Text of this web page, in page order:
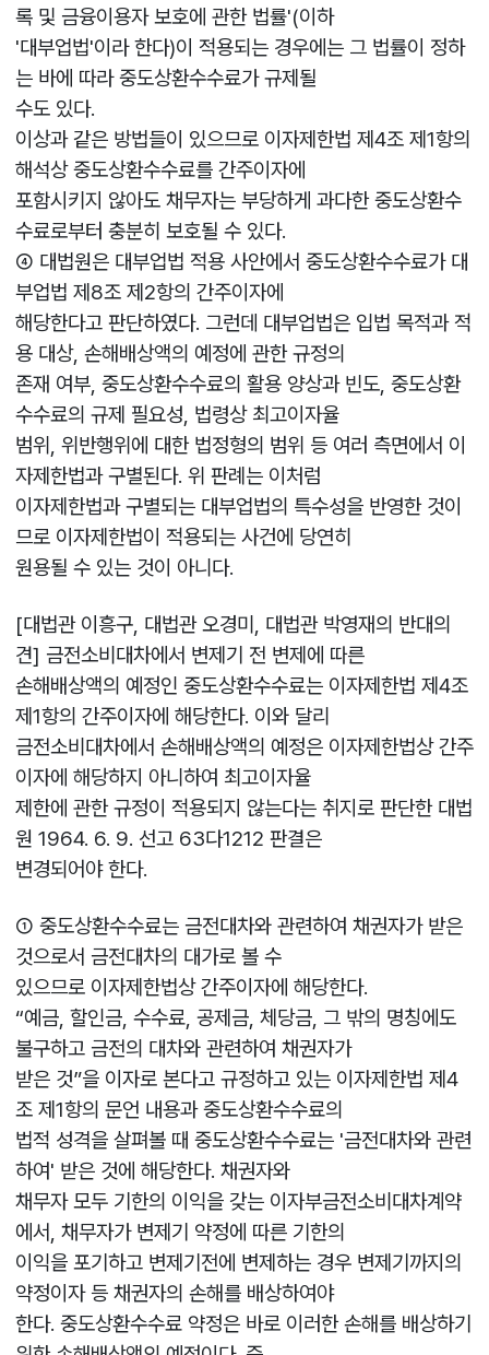
록 및 금융이용자 보호에 관한 법률'(이하
'대부업법'이라 한다)이 적용되는 경우에는 그 법률이 정하
는 바에 따라 중도상환수수료가 규제될
수도 있다.
이상과 같은 방법들이 있으므로 이자제한법 제4조 제1항의
해석상 중도상환수수료를 간주이자에
포함시키지 않아도 채무자는 부당하게 과다한 중도상환수
수료로부터 충분히 보호될 수 있다.
④ 대법원은 대부업법 적용 사안에서 중도상환수수료가 대
부업법 제8조 제2항의 간주이자에
해당한다고 판단하였다. 그런데 대부업법은 입법 목적과 적
용 대상, 손해배상액의 예정에 관한 규정의
존재 여부, 중도상환수수료의 활용 양상과 빈도, 중도상환
수수료의 규제 필요성, 법령상 최고이자율
범위, 위반행위에 대한 법정형의 범위 등 여러 측면에서 이
자제한법과 구별된다. 위 판례는 이처럼
이자제한법과 구별되는 대부업법의 특수성을 반영한 것이
므로 이자제한법이 적용되는 사건에 당연히
원용될 수 있는 것이 아니다.
[대법관 이흥구, 대법관 오경미, 대법관 박영재의 반대의
견] 금전소비대차에서 변제기 전 변제에 따른
손해배상액의 예정인 중도상환수수료는 이자제한법 제4조
제1항의 간주이자에 해당한다. 이와 달리
금전소비대차에서 손해배상액의 예정은 이자제한법상 간주
이자에 해당하지 아니하여 최고이자율
제한에 관한 규정이 적용되지 않는다는 취지로 판단한 대법
원 1964. 6. 9. 선고 63다1212 판결은
변경되어야 한다.
① 중도상환수수료는 금전대차와 관련하여 채권자가 받은
것으로서 금전대차의 대가로 볼 수
있으므로 이자제한법상 간주이자에 해당한다.
“예금, 할인금, 수수료, 공제금, 체당금, 그 밖의 명칭에도
불구하고 금전의 대차와 관련하여 채권자가
받은 것”을 이자로 본다고 규정하고 있는 이자제한법 제4
조 제1항의 문언 내용과 중도상환수수료의
법적 성격을 살펴볼 때 중도상환수수료는 '금전대차와 관련
하여' 받은 것에 해당한다. 채권자와
채무자 모두 기한의 이익을 갖는 이자부금전소비대차계약
에서, 채무자가 변제기 약정에 따른 기한의
이익을 포기하고 변제기전에 변제하는 경우 변제기까지의
약정이자 등 채권자의 손해를 배상하여야
한다. 중도상환수수료 약정은 바로 이러한 손해를 배상하기